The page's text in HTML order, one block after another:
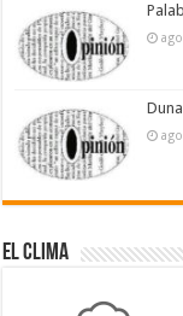
El Clima